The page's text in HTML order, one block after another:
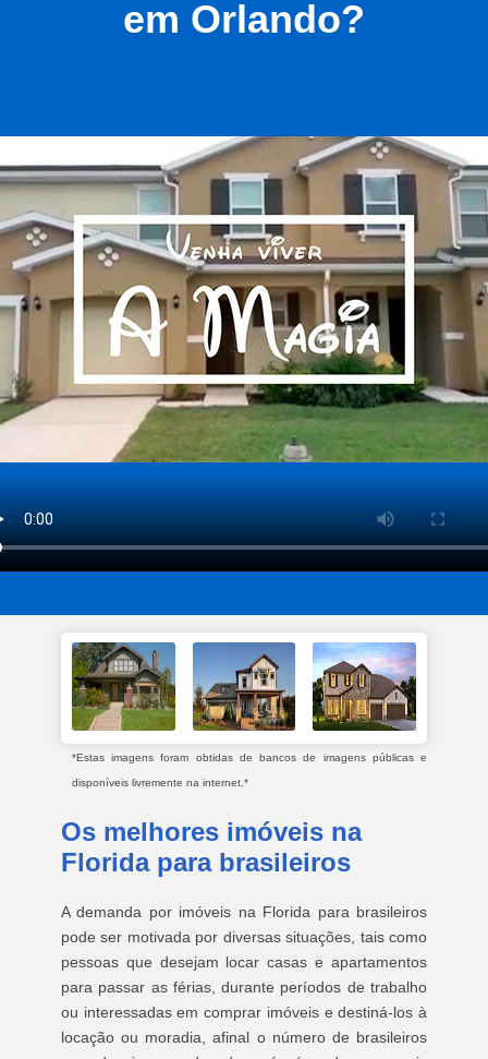
em Orlando?
*Estas imagens foram obtidas de bancos de imagens públicas e
disponíveis livremente na internet.*
Os melhores imóveis na
Florida para brasileiros
A demanda por imóveis na Florida para brasileiros
pode ser motivada por diversas situações, tais como
pessoas que desejam locar casas e apartamentos
para passar as férias, durante períodos de trabalho
ou interessadas em comprar imóveis e destiná-los à
locação ou moradia, afinal o número de brasileiros